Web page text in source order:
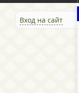
Вход на сайт